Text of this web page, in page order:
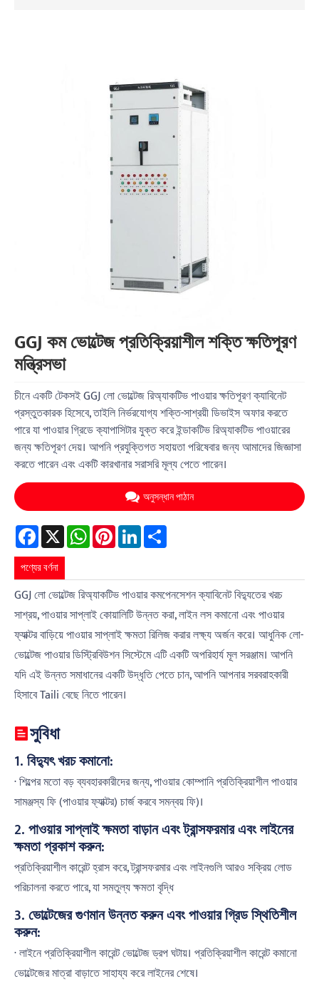
GGJ কম ভোল্টেজ প্রতিক্রিয়াশীল শক্তি ক্ষতিপূরণ
মন্ত্রিসভা
চীনে একটি টেকসই GGJ লো ভোল্টেজ রিঅ্যাকটিভ পাওয়ার ক্ষতিপূরণ ক্যাবিনেট
প্রস্তুতকারক হিসেবে, তাইলি নির্ভরযোগ্য শক্তি-সাশ্রয়ী ডিভাইস অফার করতে
পারে যা পাওয়ার গ্রিডে ক্যাপাসিটার যুক্ত করে ইন্ডাকটিভ রিঅ্যাকটিভ পাওয়ারের
জন্য ক্ষতিপূরণ দেয়। আপনি প্রযুক্তিগত সহায়তা পরিষেবার জন্য আমাদের জিজ্ঞাসা
করতে পারেন এবং একটি কারখানার সরাসরি মূল্য পেতে পারেন।
অনুসন্ধান পাঠান
Facebook
X WhatsAppPinterestLinkedIn
পণ্যের বর্ণনা
GGJ লো ভোল্টেজ রিঅ্যাকটিভ পাওয়ার কমপেনসেশন ক্যাবিনেট বিদ্যুতের খরচ
সাশ্রয়, পাওয়ার সাপ্লাই কোয়ালিটি উন্নত করা, লাইন লস কমানো এবং পাওয়ার
ফ্যাক্টর বাড়িয়ে পাওয়ার সাপ্লাই ক্ষমতা রিলিজ করার লক্ষ্য অর্জন করে। আধুনিক লো-
ভোল্টেজ পাওয়ার ডিস্ট্রিবিউশন সিস্টেমে এটি একটি অপরিহার্য মূল সরঞ্জাম। আপনি
যদি এই উন্নত সমাধানের একটি উদ্ধৃতি পেতে চান, আপনি আপনার সরবরাহকারী
হিসাবে Taili বেছে নিতে পারেন।
সুবিধা
1. বিদ্যুৎ খরচ কমানো:
· শিল্পের মতো বড় ব্যবহারকারীদের জন্য, পাওয়ার কোম্পানি প্রতিক্রিয়াশীল পাওয়ার
সামঞ্জস্য ফি (পাওয়ার ফ্যাক্টর) চার্জ করবে সমন্বয় ফি)।
2. পাওয়ার সাপ্লাই ক্ষমতা বাড়ান এবং ট্রান্সফরমার এবং লাইনের
ক্ষমতা প্রকাশ করুন:
প্রতিক্রিয়াশীল কারেন্ট হ্রাস করে, ট্রান্সফরমার এবং লাইনগুলি আরও সক্রিয় লোড
পরিচালনা করতে পারে, যা সমতুল্য ক্ষমতা বৃদ্ধি
3. ভোল্টেজের গুণমান উন্নত করুন এবং পাওয়ার গ্রিড স্থিতিশীল
করুন:
· লাইনে প্রতিক্রিয়াশীল কারেন্ট ভোল্টেজ ড্রপ ঘটায়। প্রতিক্রিয়াশীল কারেন্ট কমানো
ভোল্টেজের মাত্রা বাড়াতে সাহায্য করে লাইনের শেষে।